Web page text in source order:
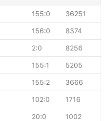
155:0 36251
156:0 8374
2:0 8256
155:1 5205
155:2 3666
102:0 1716
20:0 1002